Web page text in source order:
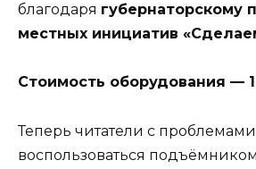
благодаря губернаторскому
местных инициатив
Стоимость оборудования —
Теперь читатели с
воспользоваться